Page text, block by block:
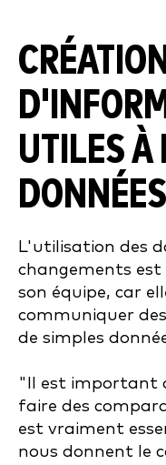
CRÉATION
UTILES À
DONNÉES
L'utilisation des
changements est
son équipe, car
communiquer
de simples
"Il est important
faire des
est vraiment
nous donnent le